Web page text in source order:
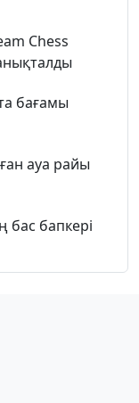
Chess
бағамы
ауа райы
бас бапкері